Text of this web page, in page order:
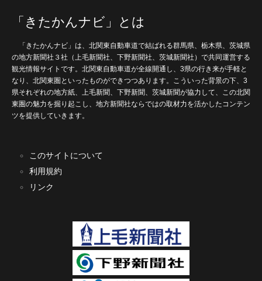
「きたかんナビ」とは
「きたかんナビ」は、北関東自動車道で結ばれる群馬県、栃木県、茨城県
の地方新聞社３社（上毛新聞社、下野新聞社、茨城新聞社）で共同運営する
観光情報サイトです。北関東自動車道が全線開通し、3県の行き来が手軽と
なり、北関東圏といったものができつつあります。こういった背景の下、3
県それぞれの地方紙、上毛新聞、下野新聞、茨城新聞が協力して、この北関
東圏の魅力を掘り起こし、地方新聞社ならではの取材力を活かしたコンテン
ツを提供していきます。
このサイトについて
利用規約
リンク